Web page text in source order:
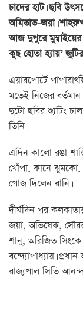
চাদের হাট। ছবি
অমিতাভ-জয়া।
আজ দুপুরে মুম্বাইয়ের
কুছ হোতা হ্যায়’
এয়ারপোর্টে
মতেই নিজের
দুটো ছবির শ্যুটিং
তিনি।
এদিন কালো রঙা
খোঁপা, কানে ঝুমকো,
পোজ দিলেন রানি।
দীর্ঘদিন পর
জয়া, অভিষেক, সৌরভ
শানু, অরিজিত
বন্দ্যোপাধ্যায়।
রাজ্যপাল সিভি